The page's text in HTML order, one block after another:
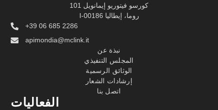
كورسو فيتوريو إيمانويل 101
I-00186 روما، إيطاليا
+39 06 685 2286
apimondia@mclink.it
نبذة عن
المجلس التنفيذي
الوثائق الرسمية
إرشادات الشعار
اتصل بنا
الفعاليات